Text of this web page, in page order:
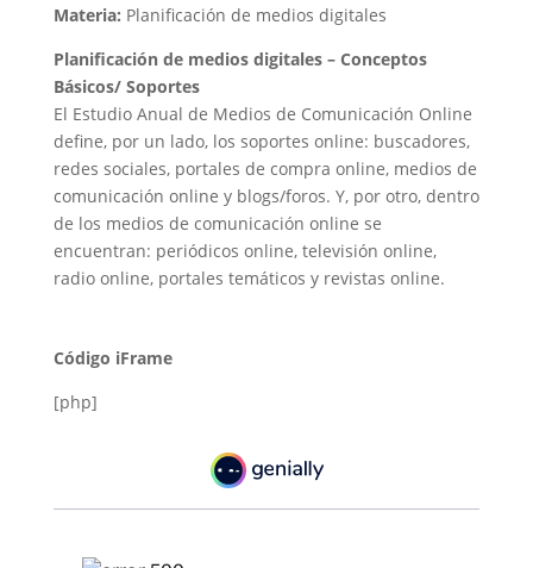
Materia: Planificación de medios digitales
Planificación de medios digitales​ – Conceptos
Básicos/ Soportes
El Estudio Anual de Medios de Comunicación Online
define, por un lado, los soportes online: buscadores,
redes sociales, portales de compra online, medios de
comunicación online y blogs/foros. Y, por otro, dentro
de los medios de comunicación online se
encuentran: periódicos online, televisión online,
radio online, portales temáticos y revistas online. ​
Código iFrame
[php]